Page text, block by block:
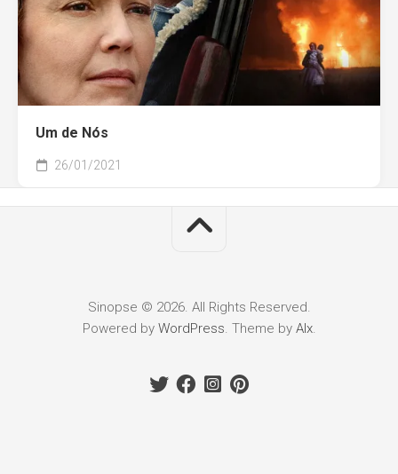
Um de Nós
26/01/2021
Sinopse © 2026. All Rights Reserved.
Powered by WordPress. Theme by Alx.